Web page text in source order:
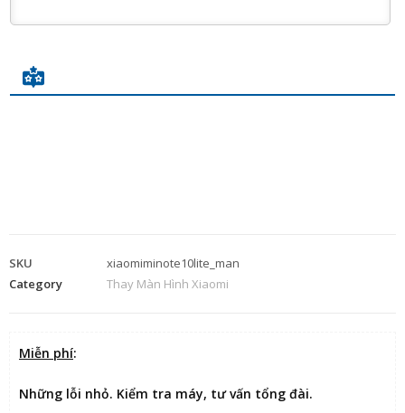
SKU
xiaomiminote10lite_man
Category
Thay Màn Hình Xiaomi
Miễn phí:
Những lỗi nhỏ. Kiểm tra máy, tư vấn tổng đài.